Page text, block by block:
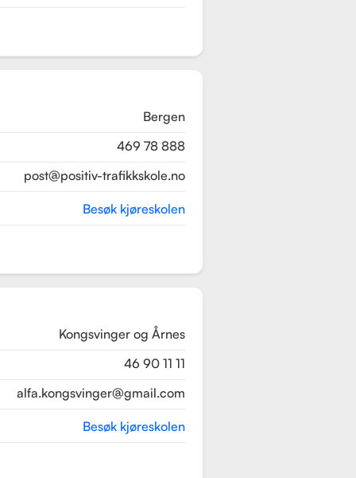
Bergen
469 78 888
post@positiv-trafikkskole.no
Besøk kjøreskolen
Kongsvinger og Årnes
46 90 11 11
alfa.kongsvinger@gmail.com
Besøk kjøreskolen